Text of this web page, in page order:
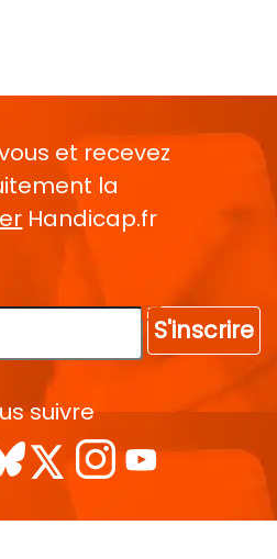
et recevez
la
Handicap.fr
S'inscrire
suivre